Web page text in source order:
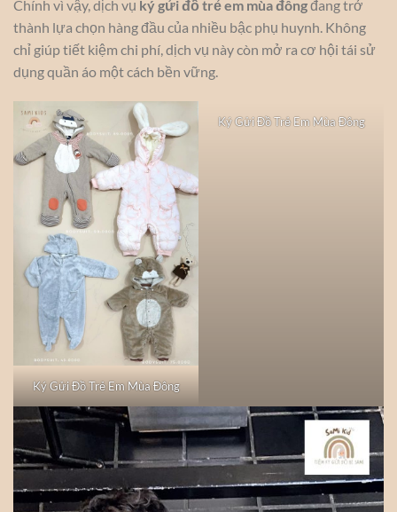
Chính vì vậy, dịch vụ ký gửi đồ trẻ em mùa đôngđang trở
thành lựa chọn hàng đầu của nhiều bậc phụ huynh. Không
chỉ giúp tiết kiệm chi phí, dịch vụ này còn mở ra cơ hội tái sử
dụng quần áo một cách bền vững.
Ký Gửi Đồ Trẻ Em Mùa Đông
Ký Gửi Đồ Trẻ Em Mùa Đông